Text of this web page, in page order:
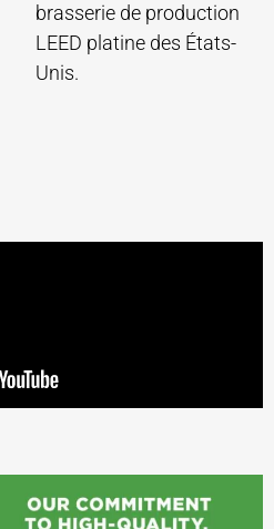
brasserie de production
LEED platine des États-
Unis.